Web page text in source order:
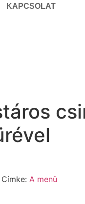
KAPCSOLAT
Címke: A menü